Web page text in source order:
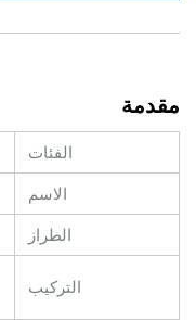
مقدمة
الفئات
الاسم
الطراز
التركيب